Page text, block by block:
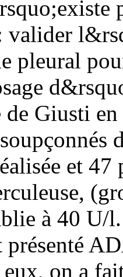
pleural
Giusti
et 47
à 40 U/
présenté
on a